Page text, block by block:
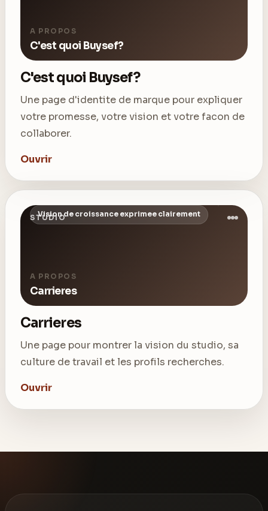
A PROPOS
C'est quoi Buysef?
C'est quoi Buysef?
Une page d'identite de marque pour expliquer
votre promesse, votre vision et votre facon de
collaborer.
Ouvrir
STUDIO
A PROPOS
Carrieres
Vision de croissance exprimee clairement
Carrieres
Une page pour montrer la vision du studio, sa
culture de travail et les profils recherches.
Ouvrir